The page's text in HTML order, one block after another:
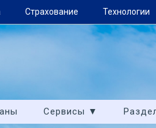
Страхование Технологии
Сервисы ▼